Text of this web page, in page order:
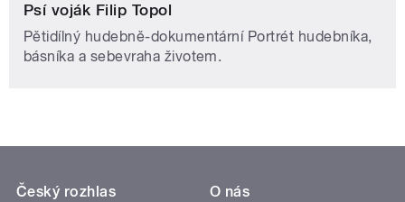
Psí voják Filip Topol
Pětidílný hudebně-dokumentární Portrét hudebníka,
básníka a sebevraha životem.
Český rozhlas
O nás